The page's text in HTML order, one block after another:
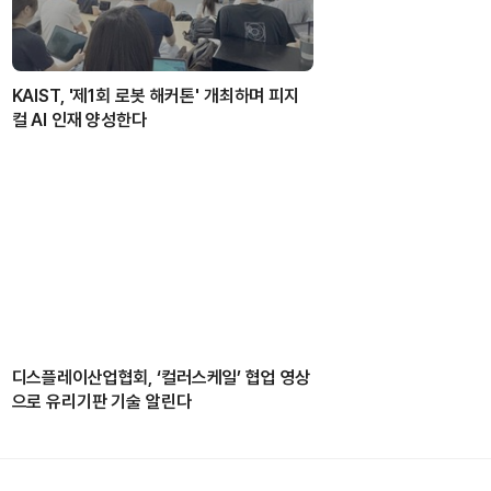
KAIST, '제1회 로봇 해커톤' 개최하며 피지
컬 AI 인재 양성한다
디스플레이산업협회, ‘컬러스케일’ 협업 영상
으로 유리기판 기술 알린다